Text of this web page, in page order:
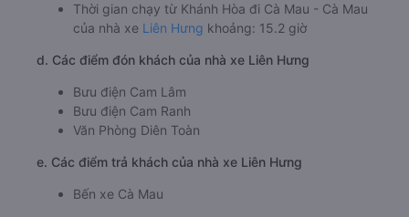
Thời gian chạy từ Khánh Hòa đi Cà Mau - Cà Mau
của nhà xe Liên Hưng khoảng: 15.2 giờ
d. Các điểm đón khách của nhà xe Liên Hưng
Bưu điện Cam Lâm
Bưu điện Cam Ranh
Văn Phòng Diên Toàn
e. Các điểm trả khách của nhà xe Liên Hưng
Bến xe Cà Mau